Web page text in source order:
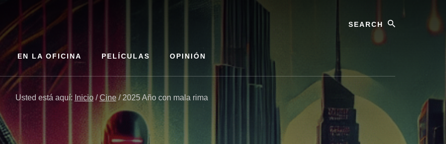
EN LA OFICINA PELÍCULAS OPINIÓN
Usted está aquí: Inicio / Cine /2025 Año con mala rima